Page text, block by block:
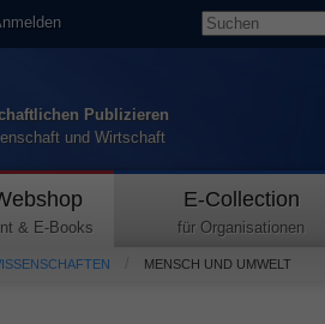
Publizieren
und Wirtschaft
& E-Books
E-Collection
für Organisationen
MENSCH UND UMWELT